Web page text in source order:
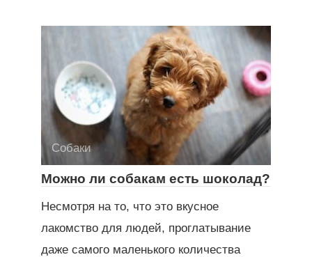
Собаки
Можно ли собакам есть шоколад?
Несмотря на то, что это вкусное
лакомство для людей, проглатывание
даже самого маленького количества